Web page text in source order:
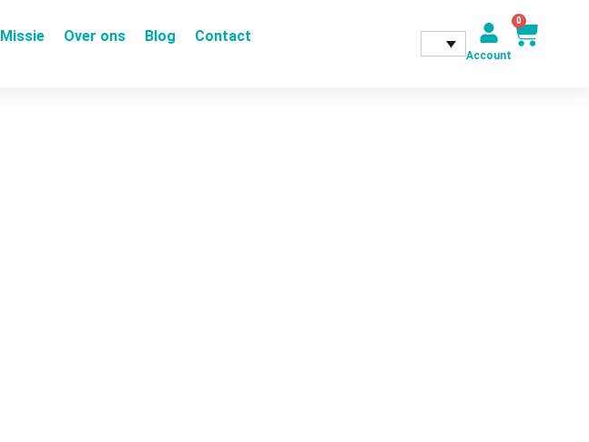
Missie Over ons Blog Contact
Account
0